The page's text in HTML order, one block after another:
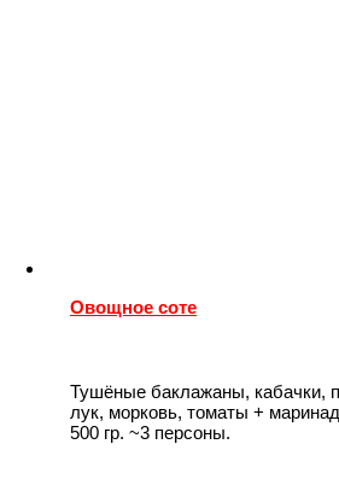
Овощное соте
Тушёные баклажаны, кабачки,
лук, морковь, томаты +
500 гр. ~3 персоны.